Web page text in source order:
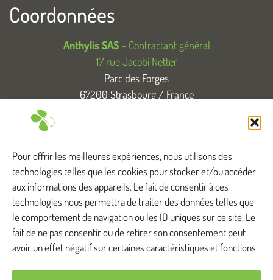
Pour offrir les meilleures expériences, nous utilisons des
technologies telles que les cookies pour stocker et/ou accéder
aux informations des appareils. Le fait de consentir à ces
technologies nous permettra de traiter des données telles que
le comportement de navigation ou les ID uniques sur ce site. Le
fait de ne pas consentir ou de retirer son consentement peut
avoir un effet négatif sur certaines caractéristiques et fonctions.
Coordonnées
Anthylis SAS– Contractant général
17 rue Jacobi Netter
Parc des Forges
67200 Strasbourg / France
Anthylis intervient ...
Bas-Rhin Haut-Rhin Doubs